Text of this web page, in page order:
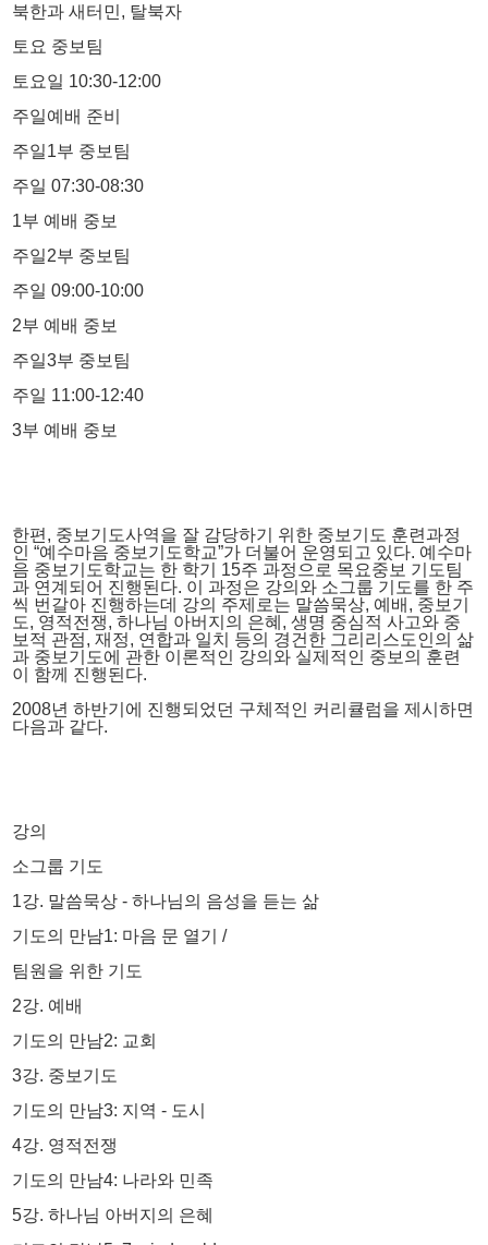
북한과 새터민, 탈북자
토요 중보팀
토요일 10:30-12:00
주일예배 준비
주일1부 중보팀
주일 07:30-08:30
1부 예배 중보
주일2부 중보팀
주일 09:00-10:00
2부 예배 중보
주일3부 중보팀
주일 11:00-12:40
3부 예배 중보
한편, 중보기도사역을 잘 감당하기 위한 중보기도 훈련과정
인 “예수마음 중보기도학교”가 더불어 운영되고 있다. 예수마
음 중보기도학교는 한 학기 15주 과정으로 목요중보 기도팀
과 연계되어 진행된다. 이 과정은 강의와 소그룹 기도를 한 주
씩 번갈아 진행하는데 강의 주제로는 말씀묵상, 예배, 중보기
도, 영적전쟁, 하나님 아버지의 은혜, 생명 중심적 사고와 중
보적 관점, 재정, 연합과 일치 등의 경건한 그리리스도인의 삶
과 중보기도에 관한 이론적인 강의와 실제적인 중보의 훈련
이 함께 진행된다.
2008년 하반기에 진행되었던 구체적인 커리큘럼을 제시하면
다음과 같다.
강의
소그룹 기도
1강. 말씀묵상 - 하나님의 음성을 듣는 삶
기도의 만남1: 마음 문 열기 /
팀원을 위한 기도
2강. 예배
기도의 만남2: 교회
3강. 중보기도
기도의 만남3: 지역 - 도시
4강. 영적전쟁
기도의 만남4: 나라와 민족
5강. 하나님 아버지의 은혜